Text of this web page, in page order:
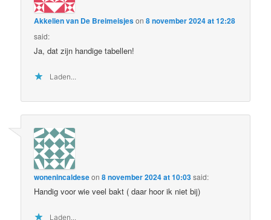
Akkelien van De Breimeisjeson8 november 2024 at 12:28
said:
Ja, dat zijn handige tabellen!
Laden...
wonenincaldeseon8 november 2024 at 10:03said:
Handig voor wie veel bakt ( daar hoor ik niet bij)
Laden...